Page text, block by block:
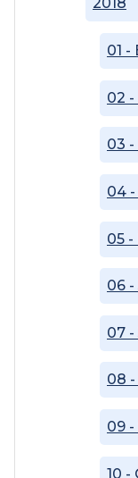
01 -
02 -
03
04
05 -
06 -
07 -
08
09
10 -